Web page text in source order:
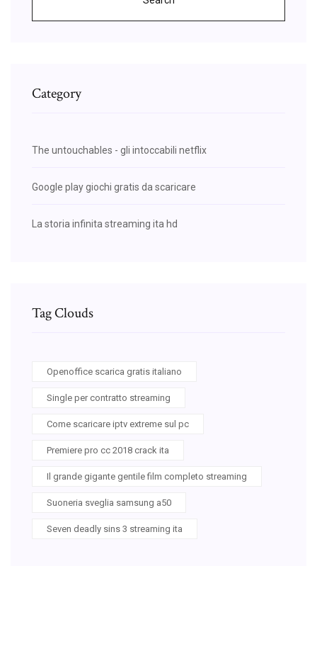
Category
The untouchables - gli intoccabili netflix
Google play giochi gratis da scaricare
La storia infinita streaming ita hd
Tag Clouds
Openoffice scarica gratis italiano
Single per contratto streaming
Come scaricare iptv extreme sul pc
Premiere pro cc 2018 crack ita
Il grande gigante gentile film completo streaming
Suoneria sveglia samsung a50
Seven deadly sins 3 streaming ita